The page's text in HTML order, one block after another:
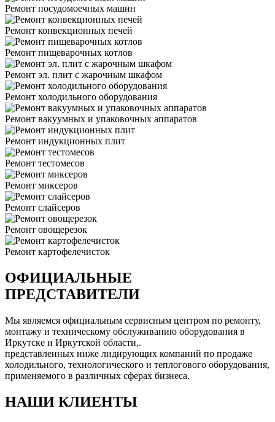
Ремонт посудомоечных машин
Ремонт конвекционных печей
Ремонт пищеварочных котлов
Ремонт эл. плит с жарочным шкафом
Ремонт холодильного оборудования
Ремонт вакуумных и упаковочных аппаратов
Ремонт индукционных плит
Ремонт тестомесов
Ремонт миксеров
Ремонт слайсеров
Ремонт овощерезок
Ремонт картофелечисток
ОФИЦИАЛЬНЫЕ
ПРЕДСТАВИТЕЛИ
Мы являемся официальным сервисным центром по ремонту,
монтажу и техническому обслуживанию оборудования в
Иркутске и Иркутской области,.
представленных ниже лидирующих компаний по продаже
холодильного, технологического и теплогового оборудования,
применяемого в различных сферах бизнеса.
НАШИ КЛИЕНТЫ